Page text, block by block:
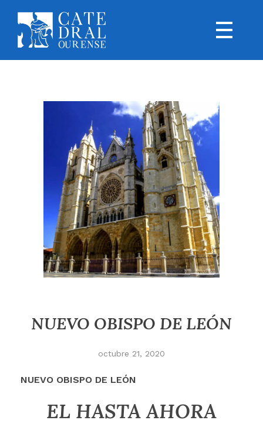
NUEVO OBISPO DE LEÓN
octubre 21, 2020
NUEVO OBISPO DE LEÓN
EL HASTA AHORA